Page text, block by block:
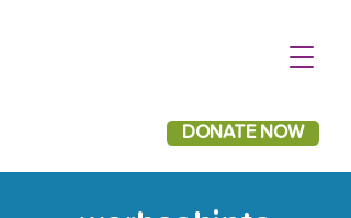
DONATE NOW